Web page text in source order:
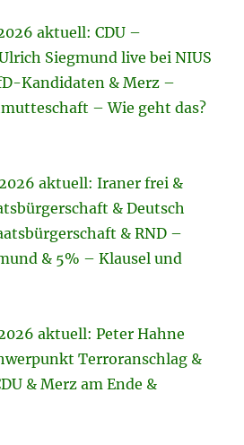
aktuell: CDU –
Siegmund live bei NIUS
Kandidaten & Merz –
– Wie geht das?
aktuell: Iraner frei &
& Deutsch
& RND –
& 5% – Klausel und
aktuell: Peter Hahne
Terroranschlag &
& Merz am Ende &